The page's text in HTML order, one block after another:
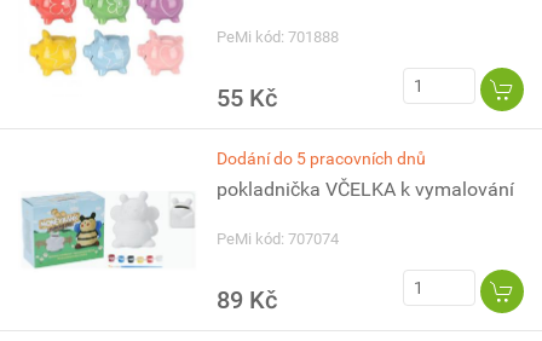
PeMi kód: 701888
55 Kč
Dodání do 5 pracovních dnů
pokladnička VČELKA k vymalování
PeMi kód: 707074
89 Kč